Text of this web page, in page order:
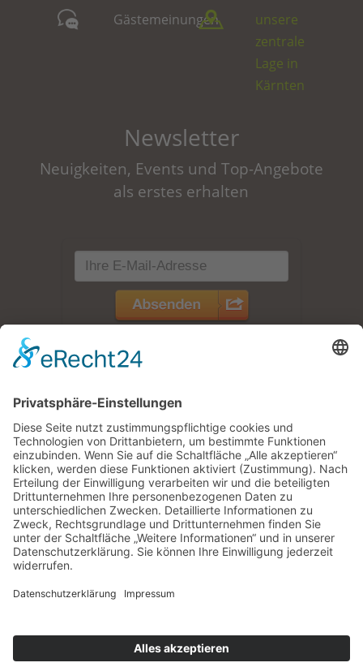
Gästemeinungen
unsere
zentrale
Lage in
Kärnten
Newsletter
Neuigkeiten, Events und Top-Angebote
als erstes erhalten
Ferienwohnungen
Jetzt buchen
Pension |
Ferienwohnungen |
Datenschutz |
powered by